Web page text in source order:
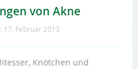
von Akne
17. Februar 2013
Knötchen und